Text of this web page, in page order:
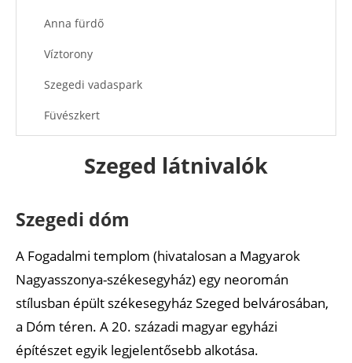
Anna fürdő
Víztorony
Szegedi vadaspark
Füvészkert
Ajánlott cikkek
Hazai cikkek térképen jelölve
Szeged látnivalók
Szegedi dóm
A Fogadalmi templom (hivatalosan a Magyarok
Nagyasszonya-székesegyház) egy neoromán
stílusban épült székesegyház Szeged belvárosában,
a Dóm téren. A 20. századi magyar egyházi
építészet egyik legjelentősebb alkotása.